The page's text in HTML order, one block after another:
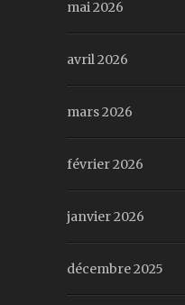
mai 2026
avril 2026
mars 2026
février 2026
janvier 2026
décembre 2025